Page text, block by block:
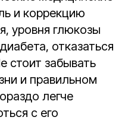
и коррекцию
уровня глюкозы
отказаться
стоит забывать
и правильном
легче
с его